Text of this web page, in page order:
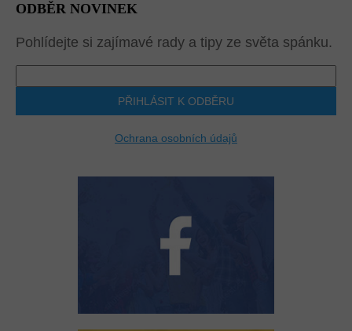
ODBĚR NOVINEK
Pohlídejte si zajímavé rady a tipy ze světa spánku.
PŘIHLÁSIT K ODBĚRU
Ochrana osobních údajů